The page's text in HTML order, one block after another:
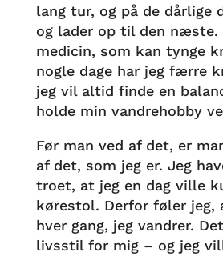
lang tur, og på de dårlige
og lader op til den næste.
medicin, som kan tynge
nogle dage har jeg færre
jeg vil altid finde en
holde min vandrehobby
Før man ved af det, er
af det, som jeg er. Jeg
troet, at jeg en dag ville
kørestol. Derfor føler jeg,
hver gang, jeg vandrer.
livsstil for mig – og jeg